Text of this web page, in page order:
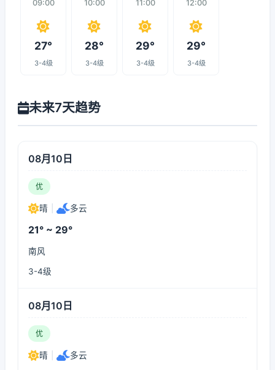
09:00
27°
3-4级
10:00
28°
3-4级
11:00
29°
3-4级
12:00
29°
3-4级
未来7天趋势
08月10日
优
晴 多云
21° ~ 29°
南风
3-4级
08月10日
优
晴 多云